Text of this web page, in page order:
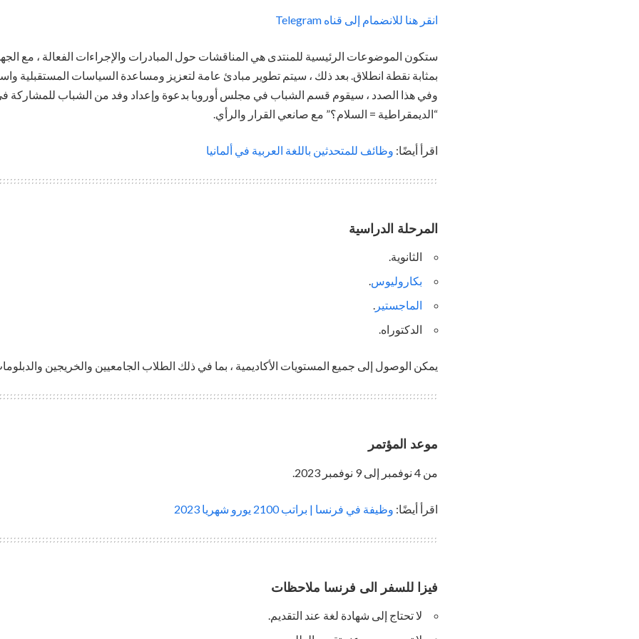
انقر هنا للانضمام إلى قناه Telegram
ستكون الموضوعات الرئيسية للمنتدى هي المناقشات حول المبادرات والإجراءات الفعالة ، مع
بمثابة نقطة انطلاق. بعد ذلك ، سيتم تطوير مبادئ عامة لتعزيز ومساعدة السياسات المستقبلية
وفي هذا الصدد ، سيقوم قسم الشباب في مجلس أوروبا بدعوة وإعداد وفد من الشباب للمشاركة في
“الديمقراطية = السلام؟” مع صانعي القرار والرأي.
اقرأ أيضًا: وظائف للمتحدثين باللغة العربية في ألمانيا
المرحلة الدراسية
الثانوية.
بكاروليوس.
الماجستير .
الدكتوراه.
يمكن الوصول إلى جميع المستويات الأكاديمية ، بما في ذلك الطلاب الجامعيين والخريجين
موعد المؤتمر
من 4 نوفمبر إلى 9 نوفمبر 2023.
اقرأ أيضًا: وظيفة في فرنسا | براتب 2100 يورو شهريا 2023
فيزا للسفر الى فرنسا ملاحظات
لا تحتاج إلى شهادة لغة عند التقديم.